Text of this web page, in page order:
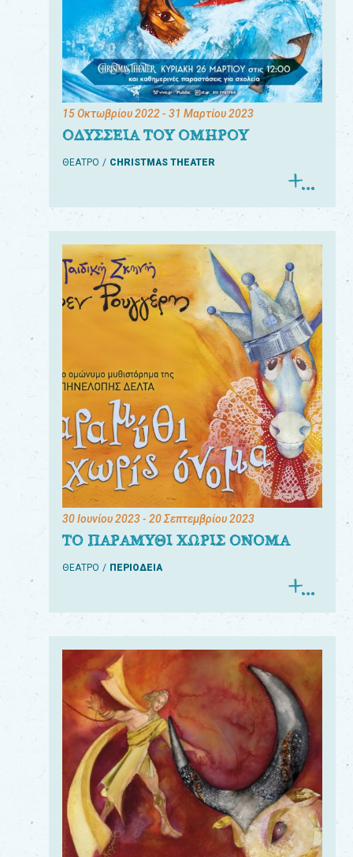
15 Οκτωβρίου 2022- 31 Μαρτίου 2023
ΟΔΥΣΣΕΙΑ ΤΟΥ ΟΜΗΡΟΥ
ΘΕΑΤΡΟ CHRISTMAS THEATER
30 Ιουνίου 2023- 20 Σεπτεμβρίου 2023
ΤΟ ΠΑΡΑΜΥΘΙ ΧΩΡΙΣ ΟΝΟΜΑ
ΘΕΑΤΡΟ ΠΕΡΙΟΔΕΙΑ